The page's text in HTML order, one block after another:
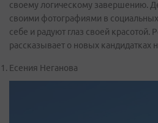
своему логическому завершению.
своими фотографиями в
себе и радуют глаз своей красотой.
рассказывает о новых кандидатках
Есения Неганова